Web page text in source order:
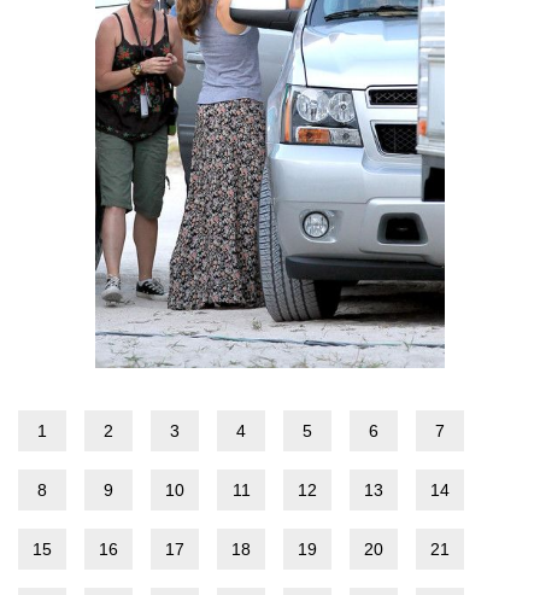
1 2 3 4 5 6 7
8 9 10 11 12 13 14
15 16 17 18 19 20 21